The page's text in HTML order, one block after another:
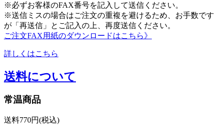
※必ずお客様のFAX番号を記入して送信ください。
※送信ミスの場合はご注文の重複を避けるため、お手数です
が「再送信」とご記入の上、再度送信ください。
ご注文FAX用紙のダウンロードはこちら》
詳しくはこちら
送料について
常温商品
送料770円(税込)